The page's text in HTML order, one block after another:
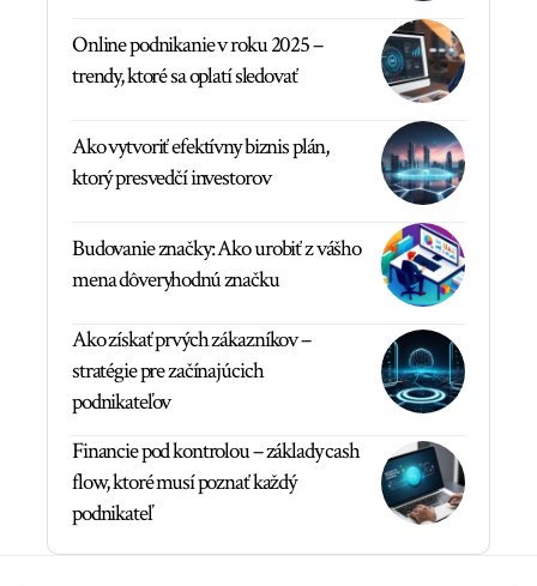
Online podnikanie v roku 2025 –
trendy, ktoré sa oplatí sledovať
Ako vytvoriť efektívny biznis plán,
ktorý presvedčí investorov
Budovanie značky: Ako urobiť z vášho
mena dôveryhodnú značku
Ako získať prvých zákazníkov –
stratégie pre začínajúcich
podnikateľov
Financie pod kontrolou – základy cash
flow, ktoré musí poznať každý
podnikateľ